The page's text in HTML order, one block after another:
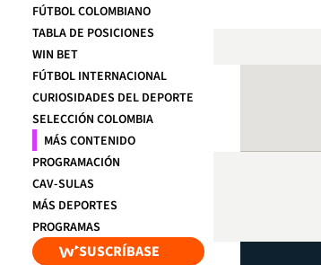
FÚTBOL COLOMBIANO
TABLA DE POSICIONES
WIN BET
FÚTBOL INTERNACIONAL
CURIOSIDADES DEL DEPORTE
SELECCIÓN COLOMBIA
MÁS CONTENIDO
PROGRAMACIÓN
CAV-SULAS
MÁS DEPORTES
PROGRAMAS
SUSCRÍBASE